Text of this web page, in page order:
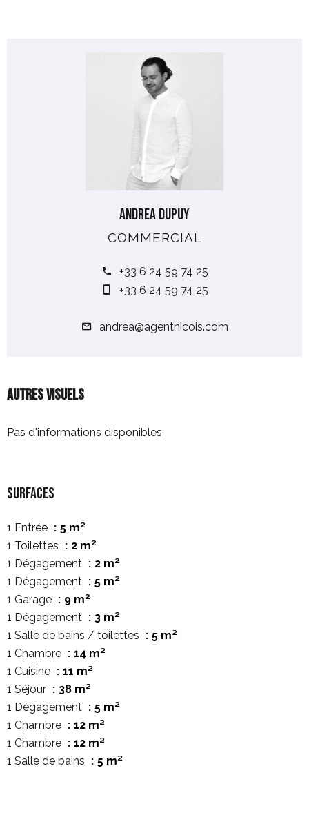
Andrea DUPUY
COMMERCIAL
+33 6 24 59 74 25
+33 6 24 59 74 25
andrea@agentnicois.com
Autres visuels
Pas d'informations disponibles
Surfaces
1 Entrée
5 m²
1 Toilettes
2 m²
1 Dégagement
2 m²
1 Dégagement
5 m²
1 Garage
9 m²
1 Dégagement
3 m²
1 Salle de bains / toilettes
5 m²
1 Chambre
14 m²
1 Cuisine
11 m²
1 Séjour
38 m²
1 Dégagement
5 m²
1 Chambre
12 m²
1 Chambre
12 m²
1 Salle de bains
5 m²